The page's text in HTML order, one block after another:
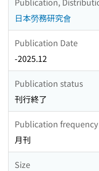
日本勞務研究會
Publication Date
-2025.12
Publication status
刊行終了
Publication frequency
月刊
Size